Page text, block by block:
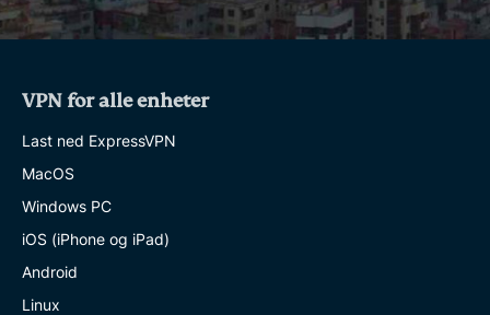
VPN for alle enheter
Last ned ExpressVPN
MacOS
Windows PC
iOS (iPhone og iPad)
Android
Linux